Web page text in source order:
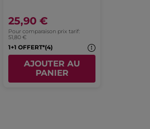
25,90 €
Pour comparaison prix tarif:
51,80 €
1+1 OFFERT*(4)
AJOUTER AU
PANIER